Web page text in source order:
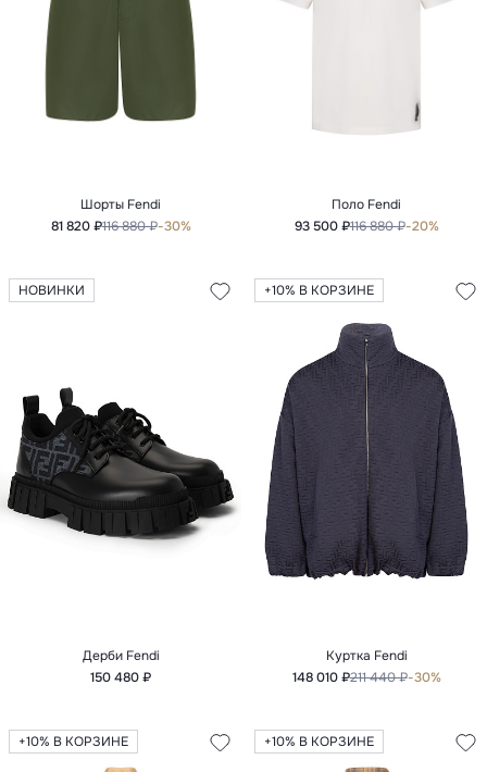
Шорты Fendi
81 820 ₽116 880 ₽-30%
Поло Fendi
93 500 ₽116 880 ₽-20%
НОВИНКИ
Дерби Fendi
150 480 ₽
+10% В КОРЗИНЕ
Куртка Fendi
148 010 ₽211 440 ₽-30%
+10% В КОРЗИНЕ +10% В КОРЗИНЕ